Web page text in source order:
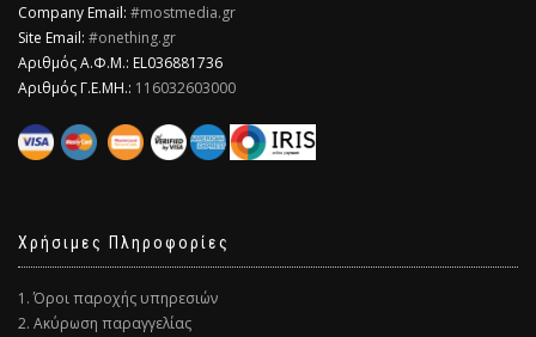
Company Email: #mostmedia.gr
Site Email: #onething.gr
Αριθμός Α.Φ.Μ.: EL036881736
Αριθμός Γ.Ε.ΜΗ.: 116032603000
Χρήσιμες Πληροφορίες
1. Όροι παροχής υπηρεσιών
2. Ακύρωση παραγγελίας